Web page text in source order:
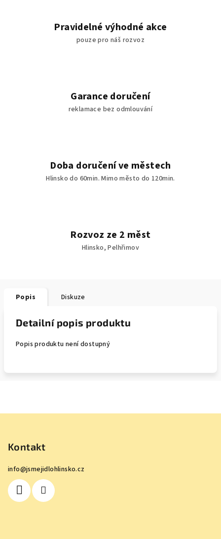
Pravidelné výhodné akce
pouze pro náš rozvoz
Garance doručení
reklamace bez odmlouvání
Doba doručení ve městech
Hlinsko do 60min. Mimo město do 120min.
Rozvoz ze 2 měst
Hlinsko, Pelhřimov
Popis Diskuze
Detailní popis produktu
Popis produktu není dostupný
Kontakt
info@jsmejidlohlinsko.cz